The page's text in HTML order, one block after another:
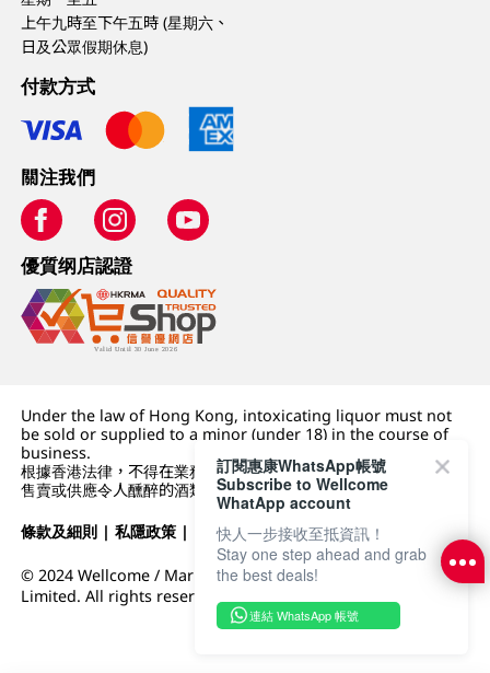
上午九時至下午五時 (星期六、
日及公眾假期休息)
付款方式
關注我們
優質纲店認證
Under the law of Hong Kong, intoxicating liquor must not
be sold or supplied to a minor (under 18) in the course of
business.
根據香港法律，不得在業務過程中，向未成年人 (18 歲以下人士)
售賣或供應令人醺醉的酒類。
條款及細則 |私隱政策 | DFI零售集團
© 2024 Wellcome / Market Place. The Dairy Farm Company
Limited. All rights reserved.
訂閱惠康WhatsApp帳號
Subscribe to Wellcome
WhatApp account
快人一步接收至抵資訊！
Stay one step ahead and grab
the best deals!
連結 WhatsApp 帳號